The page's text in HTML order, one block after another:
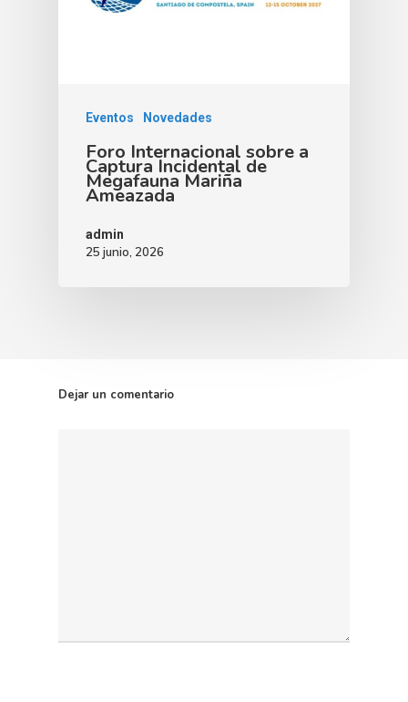
Eventos Novedades
Foro Internacional sobre a
Captura Incidental de
Megafauna Mariña
Ameazada
admin
25 junio, 2026
Dejar un comentario